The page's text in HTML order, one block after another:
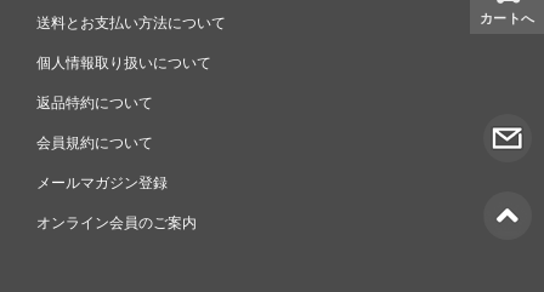
カートへ
送料とお支払い方法について
個人情報取り扱いについて
返品特約について
会員規約について
メールマガジン登録
オンライン会員のご案内